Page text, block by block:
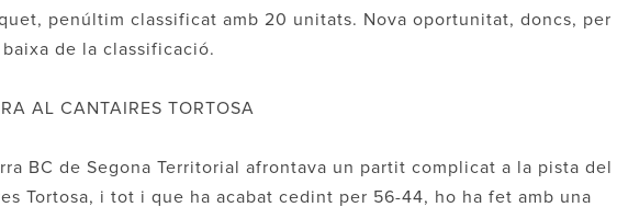
penúltim classificat amb 20 unitats. Nova oportunitat, doncs, per
de la classificació.
AL CANTAIRES TORTOSA
BC de Segona Territorial afrontava un partit complicat a la pista del
Tortosa, i tot i que ha acabat cedint per 56-44, ho ha fet amb una